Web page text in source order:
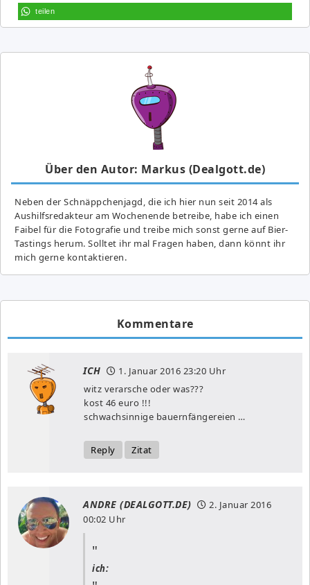
teilen
Über den Autor: Markus (Dealgott.de)
Neben der Schnäppchenjagd, die ich hier nun seit 2014 als
Aushilfsredakteur am Wochenende betreibe, habe ich einen
Faibel für die Fotografie und treibe mich sonst gerne auf Bier-
Tastings herum. Solltet ihr mal Fragen haben, dann könnt ihr
mich gerne kontaktieren.
Kommentare
ICH 1. Januar 2016 23:20 Uhr
witz verarsche oder was???
kost 46 euro !!!
schwachsinnige bauernfängereien …
Reply Zitat
ANDRE (DEALGOTT.DE)
2. Januar 2016
00:02 Uhr
ich: